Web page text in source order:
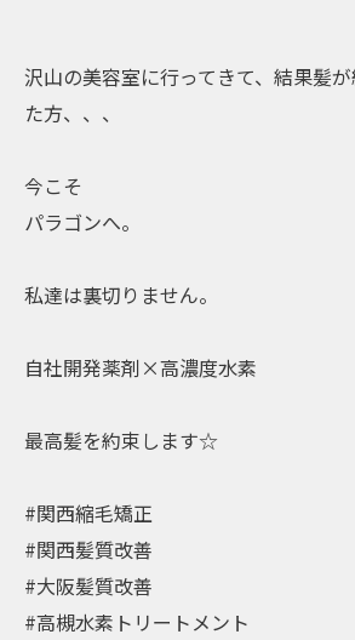
沢山の美容室に行ってきて、結果髪
た方、、、
今こそ
パラゴンへ。
私達は裏切りません。
自社開発薬剤×高濃度水素
最高髪を約束します☆
#関西縮毛矯正
#関西髪質改善
#大阪髪質改善
#高槻水素トリートメント